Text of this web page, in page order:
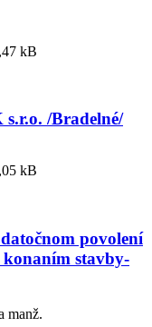
kB
/Bradelné/
kB
povolení
konaním stavby-
manž.